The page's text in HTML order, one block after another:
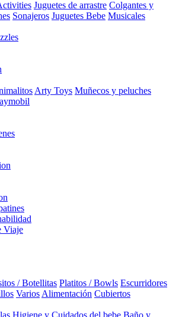
Juguetes de arrastre Colgantes y
Sonajeros Juguetes Bebe Musicales
Arty Toys Muñecos y peluches
Viaje
/ Botellitas Platitos / Bowls Escurridores
Varios Alimentación Cubiertos
Higiene y Cuidados del bebe Baño y